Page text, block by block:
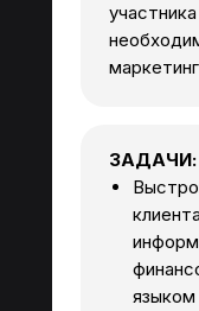
ЗАДАЧИ:
языком
маркетинг